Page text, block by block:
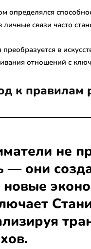
определялся
связи часто
в
отношений с
к правилам
не
— они